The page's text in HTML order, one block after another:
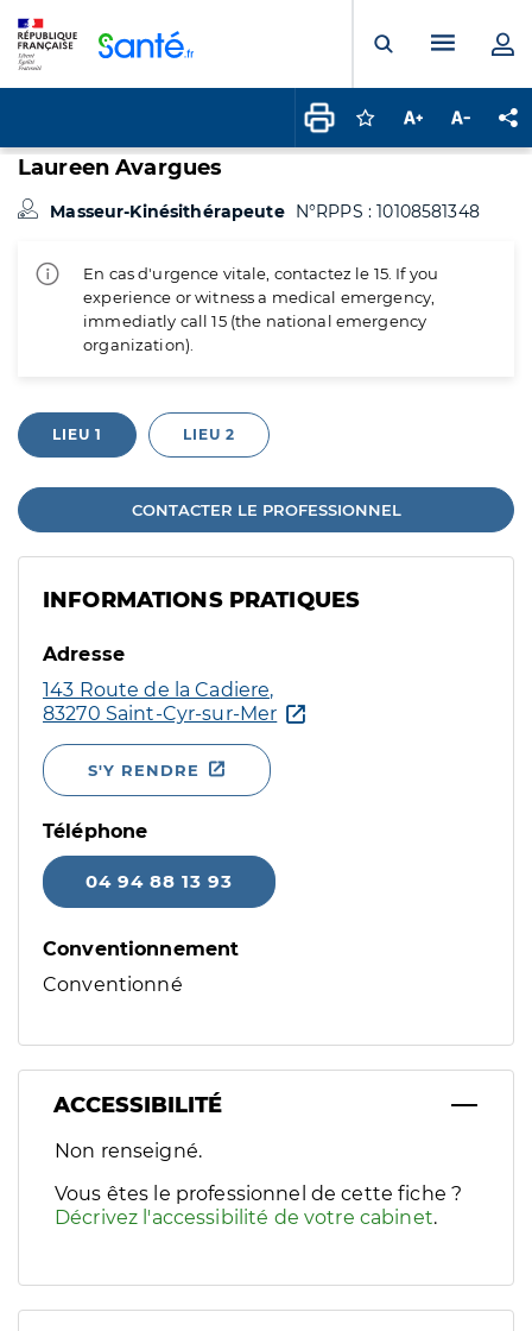
Ouvrir laMenu
Connectez-vous
Augmenter la
Laureen Avargues
Masseur-Kinésithérapeute N°RPPS : 10108581348
En cas d'urgence vitale, contactez le 15. If you
experience or witness a medical emergency,
immediatly call 15 (the national emergency
organization).
LIEU 1 LIEU 2
CONTACTER LE PROFESSIONNEL
INFORMATIONS PRATIQUES
Adresse
143 Route de la Cadiere,
83270 Saint-Cyr-sur-Mer
S'Y RENDRE
Téléphone
04 94 88 13 93
Conventionnement
Conventionné
ACCESSIBILITÉ
Filtres
Sélectionnez un ou plusieurs handicaps/besoins
Non renseigné.
Vous êtes le professionnel de cette fiche ?
Décrivez l'accessibilité de votre cabinet.